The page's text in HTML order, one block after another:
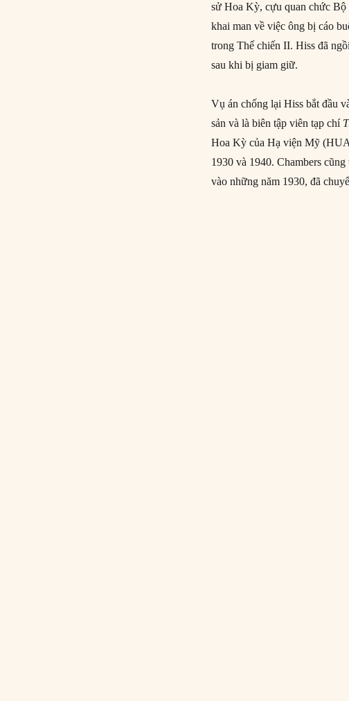
sử Hoa Kỳ, cựu quan chức
khai man về việc ông bị cáo
trong Thế chiến II. Hiss đã
sau khi bị giam giữ.
Vụ án chống lại Hiss bắt đầu
sản và là biên tập viên tạp chí
Hoa Kỳ của Hạ viện Mỹ
1930 và 1940. Chambers
vào những năm 1930, đã